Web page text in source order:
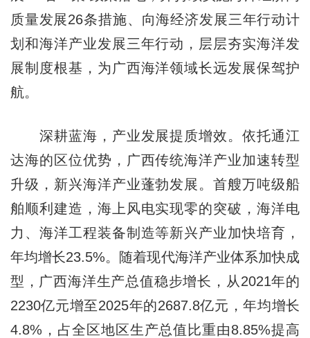
质量发展26条措施、向海经济发展三年行动计
划和海洋产业发展三年行动，层层夯实海洋发
展制度根基，为广西海洋领域长远发展保驾护
航。
深耕蓝海，产业发展提质增效。依托通江
达海的区位优势，广西传统海洋产业加速转型
升级，新兴海洋产业蓬勃发展。首艘万吨级船
舶顺利建造，海上风电实现零的突破，海洋电
力、海洋工程装备制造等新兴产业加快培育，
年均增长23.5%。随着现代海洋产业体系加快成
型，广西海洋生产总值稳步增长，从2021年的
2230亿元增至2025年的2687.8亿元，年均增长
4.8%，占全区地区生产总值比重由8.85%提高